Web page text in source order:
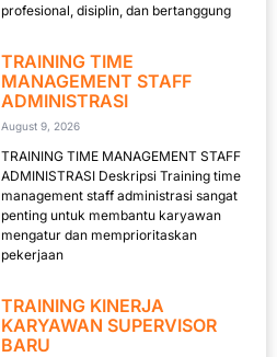
profesional, disiplin, dan bertanggung
TRAINING TIME
MANAGEMENT STAFF
ADMINISTRASI
August 9, 2026
TRAINING TIME MANAGEMENT STAFF
ADMINISTRASI Deskripsi Training time
management staff administrasi sangat
penting untuk membantu karyawan
mengatur dan memprioritaskan
pekerjaan
TRAINING KINERJA
KARYAWAN SUPERVISOR
BARU